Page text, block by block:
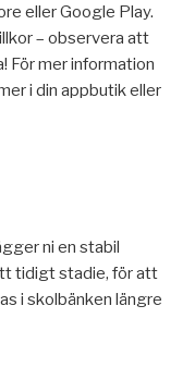
eller Google Play.
– observera att
För mer information
i din appbutik eller
ni en stabil
tidigt stadie, för att
i skolbänken längre